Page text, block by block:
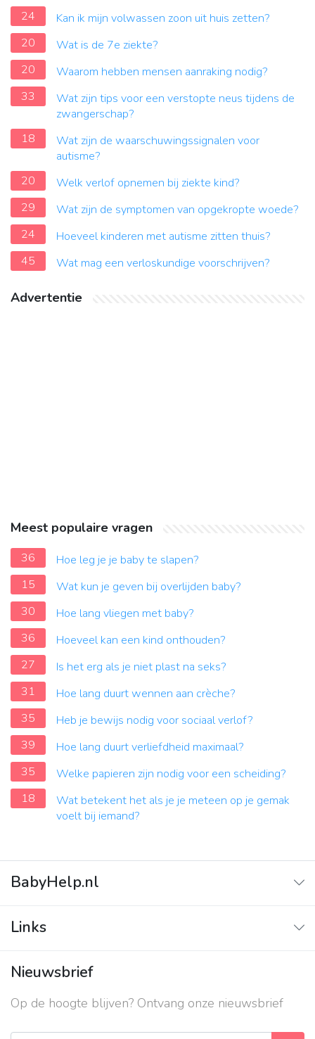
24
Kan ik mijn volwassen zoon uit huis zetten?
20
Wat is de 7e ziekte?
20
Waarom hebben mensen aanraking nodig?
33
Wat zijn tips voor een verstopte neus tijdens de
zwangerschap?
18
Wat zijn de waarschuwingssignalen voor
autisme?
20
Welk verlof opnemen bij ziekte kind?
29
Wat zijn de symptomen van opgekropte woede?
24
Hoeveel kinderen met autisme zitten thuis?
45
Wat mag een verloskundige voorschrijven?
Advertentie
Meest populaire vragen
36
Hoe leg je je baby te slapen?
15
Wat kun je geven bij overlijden baby?
30
Hoe lang vliegen met baby?
36
Hoeveel kan een kind onthouden?
27
Is het erg als je niet plast na seks?
31
Hoe lang duurt wennen aan crèche?
35
Heb je bewijs nodig voor sociaal verlof?
39
Hoe lang duurt verliefdheid maximaal?
35
Welke papieren zijn nodig voor een scheiding?
18
Wat betekent het als je je meteen op je gemak
voelt bij iemand?
BabyHelp.nl
Vraag & Antwoord
Links
Contact
Over ons
Privacy beleid
Nieuwsbrief
Op de hoogte blijven? Ontvang onze nieuwsbrief